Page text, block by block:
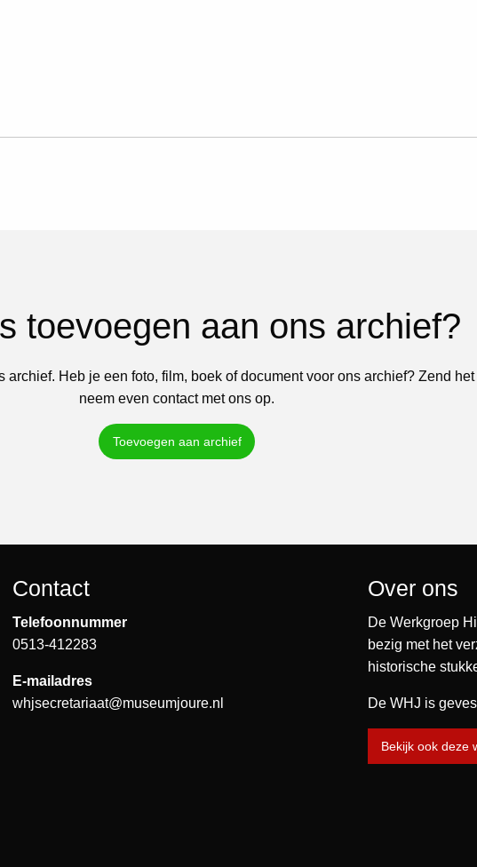
toevoegen aan ons archief?
Heb je een foto, film, boek of document voor ons archief? Zend het
neem even contact met ons op.
Toevoegen aan archief
Contact
Telefoonnummer
0513-412283
E-mailadres
whjsecretariaat@museumjoure.nl
Over ons
De Werkgroep
bezig met het
historische
De WHJ is
Bekijk ook deze